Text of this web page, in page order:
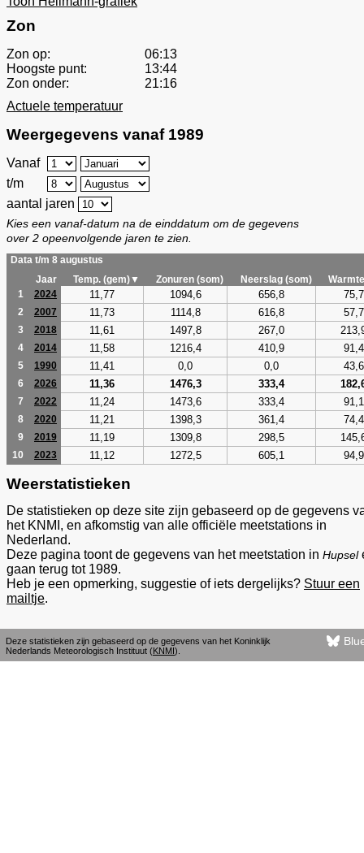
Zon
Zon op:
06:13
Hoogste punt:
13:44
Zon onder:
21:16
Actuele temperatuur
Weergegevens vanaf 1989
Vanaf
t/m
aantal jaren
Kies een vanaf-datum na de einddatum om de gegevens
over 2 opeenvolgende jaren te zien.
Data t/m 8 augustus
Jaar
Temp. (gem)▼ Zonuren (som) Neerslag (som)
1
2024 11,77 1094,6 656,8 75,7
2 2007 11,73 1114,8 616,8 57,7
3 2018 11,61 1497,8 267,0
4 2014 11,58 1216,4 410,9 91,4
5 1990 11,41 0,0 0,0 43,6
6 2026 11,36 1476,3 333,4
7 2022 11,24 1473,6 333,4 91,1
8 2020 11,21 1398,3 361,4 74,4
9 2019 11,19 1309,8 298,5
10 2023 11,12 1272,5 605,1 94,9
Weerstatistieken
De statistieken op deze site zijn gebaseerd op de gegevens
het KNMI, en afkomstig van alle officiële meetstations in
Nederland.
Deze pagina toont de gegevens van het meetstation in Hupsel
gaan terug tot 1989.
Heb je een opmerking, suggestie of iets dergelijks? Stuur een
mailtje.
Deze statistieken zijn gebaseerd op de gegevens van het Koninklijk
Nederlands Meteorologisch Instituut (KNMI).